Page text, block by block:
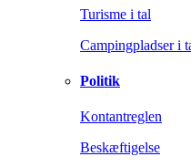
Turisme i tal
Campingpladser i
Politik
Kontantreglen
Beskæftigelse